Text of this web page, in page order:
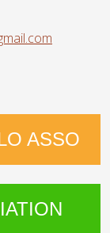
ASSO